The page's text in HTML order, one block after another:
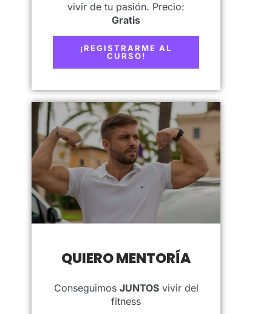
vivir de tu pasión. Precio:
Gratis
¡REGISTRARME AL
CURSO!
QUIERO MENTORÍA
Conseguimos JUNTOSvivir del
fitness